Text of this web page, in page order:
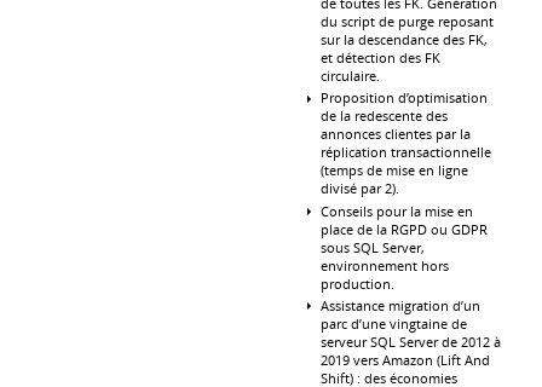
du script de purge reposant
sur la descendance des FK,
et détection des FK
circulaire.
Proposition d’optimisation
de la redescente des
annonces clientes par la
réplication transactionnelle
(temps de mise en ligne
divisé par 2).
Conseils pour la mise en
place de la RGPD ou GDPR
sous SQL Server,
environnement hors
production.
Assistance migration d’un
parc d’une vingtaine de
serveur SQL Server de 2012 à
2019 vers Amazon (Lift And
Shift) : des économies